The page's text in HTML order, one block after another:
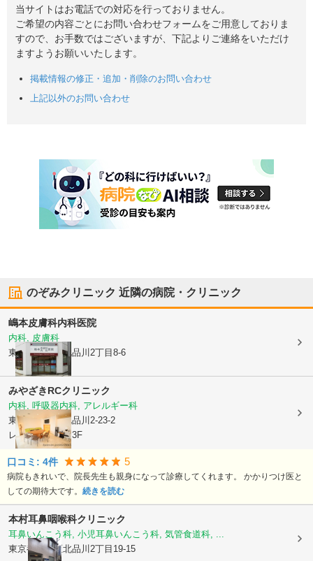
当サイトはお電話での対応を行っておりません。
ご希望の内容ごとにお問い合わせフォームをご用意しておりま
すので、お手数ではございますが、下記よりご連絡をいただけ
ますようお願いいたします。
掲載情報の修正・追加・削除のお問い合わせ
上記以外のお問い合わせ
のぞみクリニック 近隣の病院・クリニック
嶋本皮膚科内科医院
内科, 皮膚科
東京都品川区北品川2丁目8-6
みやざきRCクリニック
内科, 呼吸器内科, アレルギー科
東京都品川区北品川2-23-2
レジデンス品川3F
口コミ: 4件 5
病院もきれいで、院長先生も親身になって診療してくれます。 かかりつけ医と
しての期待大です。 続きを読む
本村耳鼻咽喉科クリニック
耳鼻いんこう科, 小児耳鼻いんこう科, 気管食道科, ...
東京都品川区北品川2丁目19-15